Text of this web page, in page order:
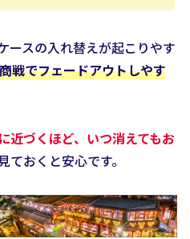
ースの入れ替えが起こりやす
戦でフェードアウトしやす
近づくほど、いつ消えてもお
ておくと安心です。